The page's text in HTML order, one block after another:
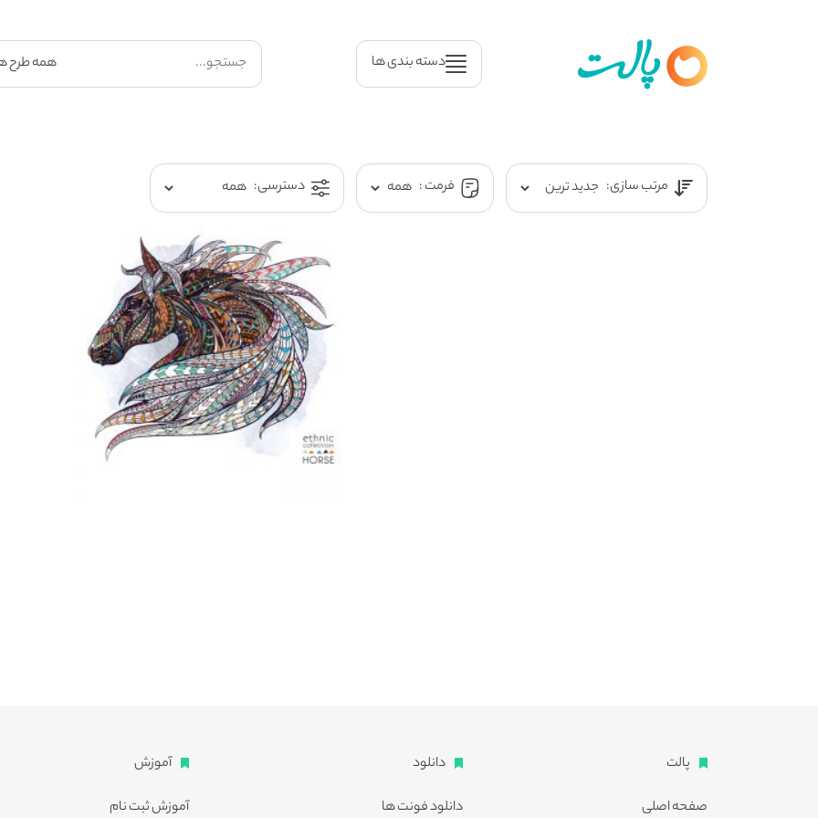
دسته بندی ها
مرتب سازی: فرمت : دسترسی:
پالت
صفحه اصلی
دانلود
دانلود فونت ها
آموزش
آموزش ثبت نام